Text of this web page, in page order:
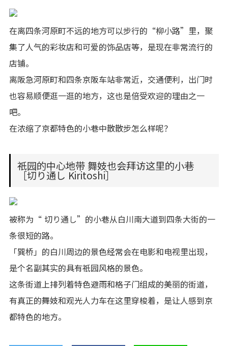
在离四条河原町不远的地方可以步行的“柳小路”里，聚
集了人气的彩妆店和可爱的饰品店等，是现在非常流行的
店铺。
离阪急河原町和四条京阪车站非常近，交通便利，出门时
也容易顺便逛一逛的地方，这也是倍受欢迎的理由之一
吧。
在浓缩了京都特色的小巷中散散步怎么样呢？
祇园的中心地带 舞妓也会拜访这里的小巷
［切り通し Kiritoshi］
被称为“ 切り通し”的小巷从白川南大道到四条大街的一
条很短的路。
「巽桥」的白川周边的景色经常会在电影和电视里出现，
是个名副其实的具有祇园风格的景色。
这条街道上排列着特色避雨和格子门组成的美丽的街道，
有真正的舞妓和观光人力车在这里穿梭着，是让人感到京
都特色的地方。